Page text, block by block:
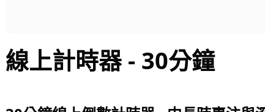
線上計時器 - 30分鐘